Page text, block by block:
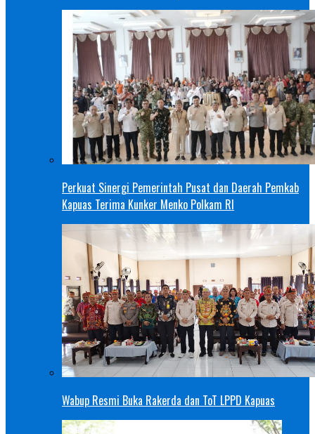
Perkuat Sinergi Pemerintah Pusat dan Daerah Pemkab
Kapuas Terima Kunker Menko Polkam RI
Wabup Resmi Buka Rakerda dan ToT LPPD Kapuas